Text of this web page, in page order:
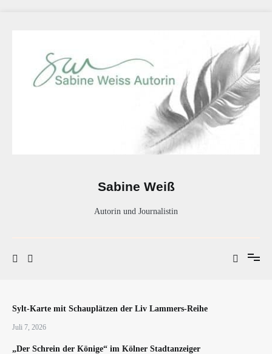
Sabine Weiß
Autorin und Journalistin
Sylt-Karte mit Schauplätzen der Liv Lammers-Reihe
Juli 7, 2026
„Der Schrein der Könige“ im Kölner Stadtanzeiger